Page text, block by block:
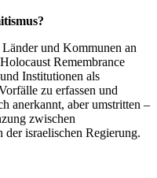
und Kommunen an
Remembrance
Institutionen als
zu erfassen und
anerkannt, aber umstritten –
zwischen
israelischen Regierung.